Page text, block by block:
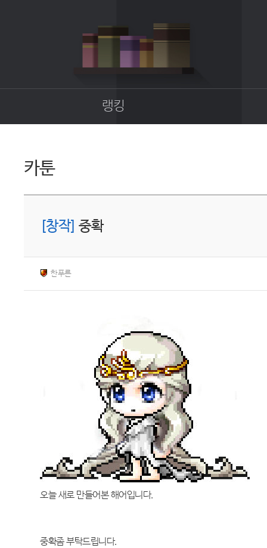
랭킹
카툰
[창작] 중확
한푸른
오늘 새로 만들어본 해어입니다.
중확좀 부탁드립니다.